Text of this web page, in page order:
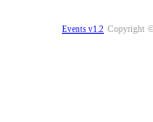
Events v1.2 Copyright